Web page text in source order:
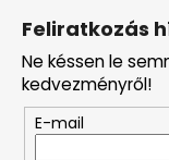
Feliratkozás
Ne késsen le
kedvezményről!
E-mail